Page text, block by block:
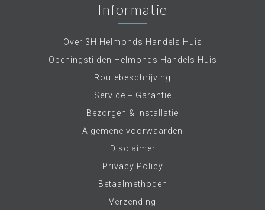
Informatie
Over 3H Helmonds Handels Huis
Openingstijden Helmonds Handels Huis
Routebeschrijving
Service + Garantie
Bezorgen & installatie
Algemene voorwaarden
Disclaimer
Privacy Policy
Betaalmethoden
Verzending